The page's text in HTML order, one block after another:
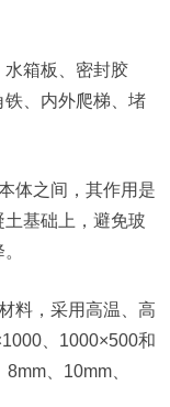
箱板、密封胶
、内外爬梯、堵
体之间，其作用是
基础上，避免玻
料，采用高温、高
、1000×500和
、10mm、